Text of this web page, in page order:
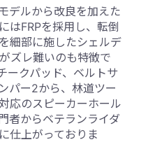
デルから改良を加えた
はFRPを採用し、転倒
細部に施したシェルデ
ズレ難いのも特徴で
ークパッド、ベルトサ
パー2から、林道ツー
応のスピーカーホール
者からベテランライダ
仕上がっておりま